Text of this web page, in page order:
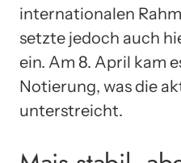
internationalen
setzte jedoch auch
ein. Am 8. April kam
Notierung, was die
unterstreicht.